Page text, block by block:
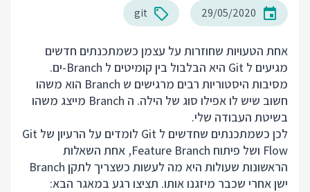
29/05/2020
git
אחת הטעויות שחוזרות על עצמן כשמתכנתים חדשים
מגיעים ל Git היא הבלבול בין קומיטים ל Branch-ים.
מסיבות היסטוריות רבים מרגישים ש Branch הוא משהו
חשוב שיש לו אפילו סוג של הילה. ה Branch מייצג משהו
בשיטת העבודה שלי.
לכן כשמתכנתים שחדשים ל Git לומדים על הרעיון של Git
Flow ושל פיתוח Feature Branch, אחת השאלות
הראשונות שעולות היא מה לעשות כשצריך לתקן Branch
ישן אחרי שכבר מיזגנו אותו. תציצו רגע במאגר הבא: